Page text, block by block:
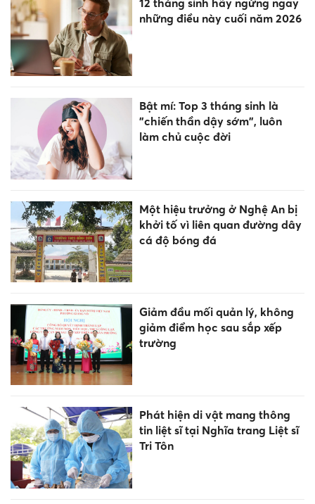
12 tháng sinh hãy ngừng ngay
những điều này cuối năm 2026
Bật mí: Top 3 tháng sinh là
"chiến thần dậy sớm", luôn
làm chủ cuộc đời
Một hiệu trưởng ở Nghệ An bị
khởi tố vì liên quan đường dây
cá độ bóng đá
Giảm đầu mối quản lý, không
giảm điểm học sau sắp xếp
trường
Phát hiện di vật mang thông
tin liệt sĩ tại Nghĩa trang Liệt sĩ
Tri Tôn